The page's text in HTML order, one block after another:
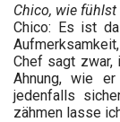
Chico, wie
Chico: Es ist
Chef sagt zwar,
Ahnung, wie
jedenfalls
zähmen lasse